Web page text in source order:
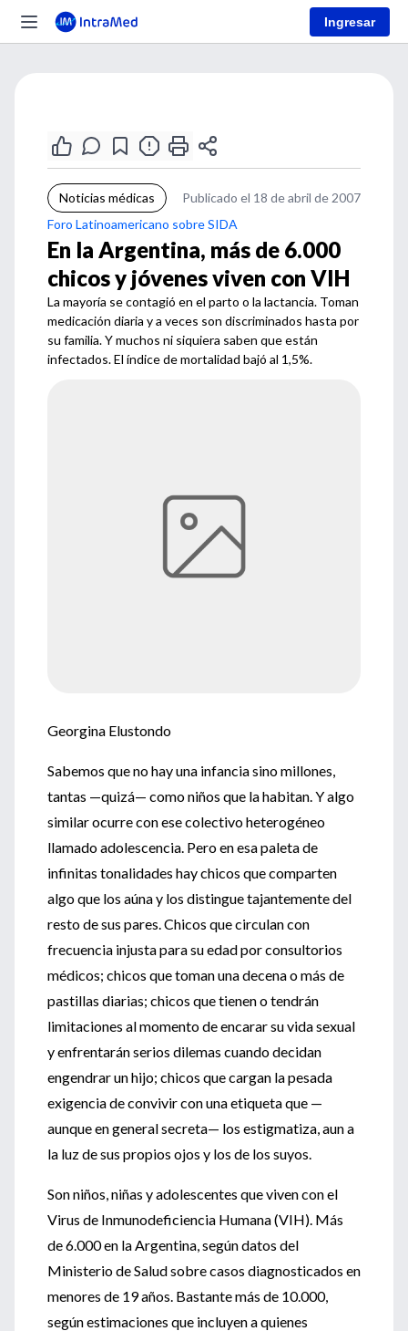
Ingresar
Noticias médicas
Publicado el 18 de abril de 2007
Foro Latinoamericano sobre SIDA
En la Argentina, más de 6.000
chicos y jóvenes viven con VIH
La mayoría se contagió en el parto o la lactancia. Toman
medicación diaria y a veces son discriminados hasta por
su familia. Y muchos ni siquiera saben que están
infectados. El índice de mortalidad bajó al 1,5%.
Georgina Elustondo
Sabemos que no hay una infancia sino millones,
tantas —quizá— como niños que la habitan. Y algo
similar ocurre con ese colectivo heterogéneo
llamado adolescencia. Pero en esa paleta de
infinitas tonalidades hay chicos que comparten
algo que los aúna y los distingue tajantemente del
resto de sus pares. Chicos que circulan con
frecuencia injusta para su edad por consultorios
médicos; chicos que toman una decena o más de
pastillas diarias; chicos que tienen o tendrán
limitaciones al momento de encarar su vida sexual
y enfrentarán serios dilemas cuando decidan
engendrar un hijo; chicos que cargan la pesada
exigencia de convivir con una etiqueta que —
aunque en general secreta— los estigmatiza, aun a
la luz de sus propios ojos y los de los suyos.
Son niños, niñas y adolescentes que viven con el
Virus de Inmunodeficiencia Humana (VIH). Más
de 6.000 en la Argentina, según datos del
Ministerio de Salud sobre casos diagnosticados en
menores de 19 años. Bastante más de 10.000,
según estimaciones que incluyen a quienes